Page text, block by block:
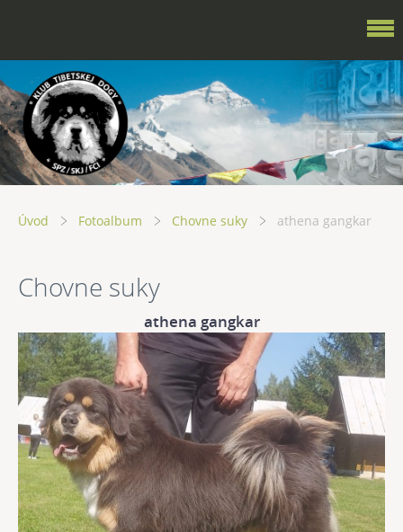
Úvod Fotoalbum Chovne suky athena gangkar
Chovne suky
athena gangkar